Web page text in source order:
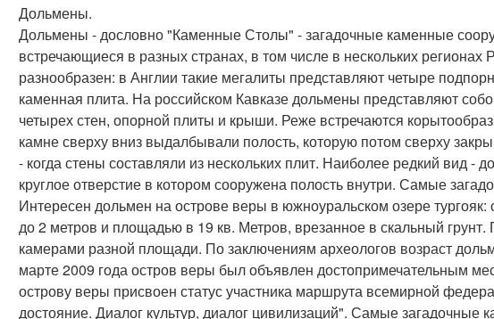
Дольмены.
Дольмены - дословно "Каменные Столы" - загадочные каменные
встречающиеся в разных странах, в том числе в нескольких
разнообразен: в Англии такие мегалиты представляют четыре
каменная плита. На российском Кавказе дольмены представляют
четырех стен, опорной плиты и крыши. Реже встречаются
камне сверху вниз выдалбывали полость, которую потом сверху
- когда стены составляли из нескольких плит. Наиболее редкий вид -
круглое отверстие в котором сооружена полость внутри. Самые
Интересен дольмен на острове веры в южноуральском озере
до 2 метров и площадью в 19 кв. Метров, врезанное в скальный
камерами разной площади. По заключениям археологов возраст
марте 2009 года остров веры был объявлен достопримечательным
острову веры присвоен статус участника маршрута всемирной
достояние. Диалог культур, диалог цивилизаций". Самые загадочные